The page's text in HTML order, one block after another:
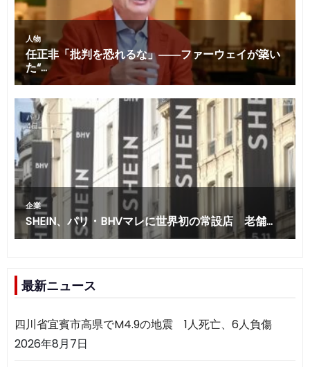
最新ニュース
四川省宜賓市高県でM4.9の地震 1人死亡、6人負傷
2026年8月7日